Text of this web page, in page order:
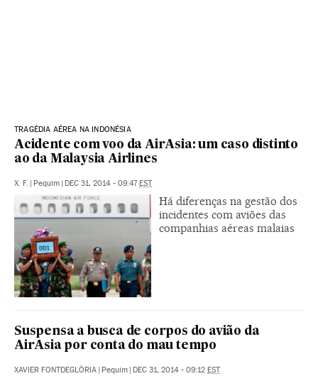
TRAGÉDIA AÉREA NA INDONÉSIA
Acidente com voo da AirAsia: um caso distinto
ao da Malaysia Airlines
X. F. | Pequim | DEC 31, 2014 - 09:47EST
Há diferenças na gestão dos
incidentes com aviões das
companhias aéreas malaias
Suspensa a busca de corpos do avião da
AirAsia por conta do mau tempo
XAVIER FONTDEGLÒRIA | Pequim | DEC 31, 2014 - 09:12 EST